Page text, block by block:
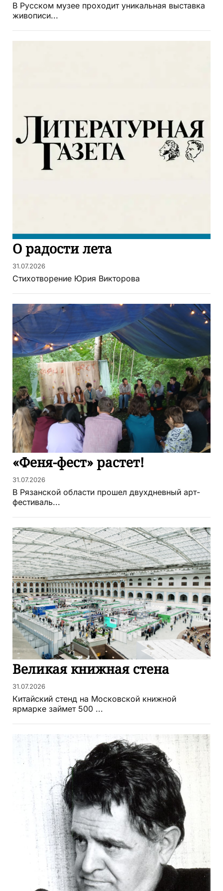
В Русском музее проходит уникальная выставка
живописи...
О радости лета
31.07.2026
Стихотворение Юрия Викторова
«Феня-фест» растет!
31.07.2026
В Рязанской области прошел двухдневный арт-
фестиваль...
Великая книжная стена
31.07.2026
Китайский стенд на Московской книжной
ярмарке займет 500 ...